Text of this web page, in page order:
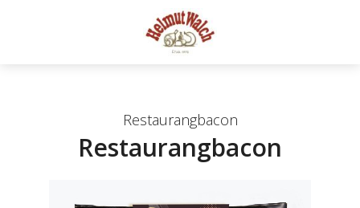
Restaurangbacon
Restaurangbacon